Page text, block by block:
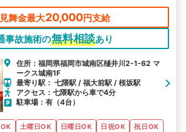
舞金最大20,000円支給
事故施術の無料相談あり
住所：福岡県福岡市城南区樋井川2-1-62 マ
ークス城南1F
最寄り駅： 七隈駅 / 福大前駅 / 桜坂駅
アクセス：七隈駅から車で4分
駐車場：有（4台）
土曜日OK 日曜日OK 日祝OK
祝日OK